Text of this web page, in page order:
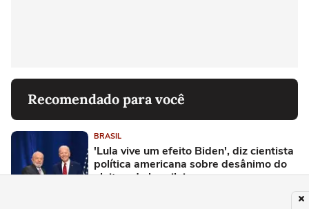
Recomendado para você
BRASIL
'Lula vive um efeito Biden', diz cientista
política americana sobre desânimo do
eleitorado brasileiro